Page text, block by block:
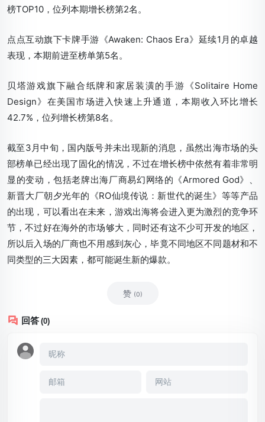
榜TOP10，位列本期增长榜第2名。
点点互动旗下卡牌手游《Awaken: Chaos Era》延续1月的卓越
表现，本期前进至榜单第5名。
贝塔游戏旗下融合纸牌和家居装潢的手游《Solitaire Home
Design》在美国市场进入快速上升通道，本期收入环比增长
42.7%，位列增长榜第8名。
截至3月中旬，国内版号并未出现新的消息，虽然出海市场的头
部榜单已经出现了固化的情况，不过在增长榜中依然有着非常明
显的变动，包括老牌出海厂商易幻网络的《Armored God》、
新晋大厂朝夕光年的《RO仙境传说：新世代的诞生》等等产品
的出现，可以看出在未来，游戏出海将会进入更为激烈的竞争环
节，不过好在海外的市场够大，同时还有这不少可开发的地区，
所以后入场的厂商也不用感到灰心，毕竟不同地区不同题材和不
同类型的三大因素，都可能诞生新的爆款。
赞 (0)
回答 (0)